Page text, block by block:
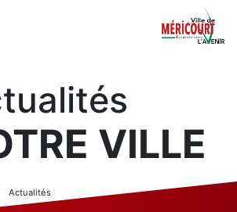
VILLE
Actualités